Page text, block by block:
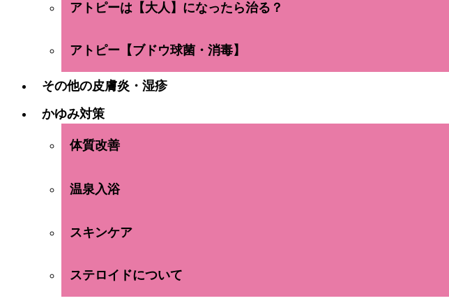
アトピーは【大人】になったら治る？
アトピー【ブドウ球菌・消毒】
その他の皮膚炎・湿疹
かゆみ対策
体質改善
温泉入浴
スキンケア
ステロイドについて